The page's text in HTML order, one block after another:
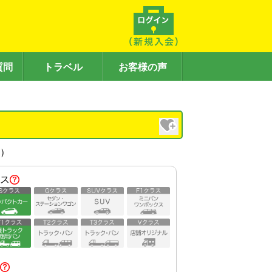
問 トラベル お客様の声